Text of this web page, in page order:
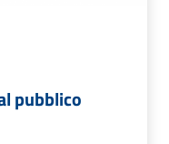
pubblico